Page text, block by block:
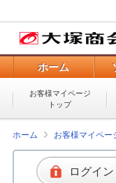
ホーム
お客様マイページ
トップ
ホーム お客様マイペー
ログイン